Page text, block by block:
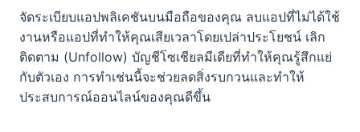
จัดระเบียบแอปพลิเคชันบนมือถือของคุณ ลบแอปที่ไม่ได้ใช้
งานหรือแอปที่ทำให้คุณเสียเวลาโดยเปล่าประโยชน์ เลิก
ติดตาม (Unfollow) บัญชีโซเชียลมีเดียที่ทำให้คุณรู้สึกแย่
กับตัวเอง การทำเช่นนี้จะช่วยลดสิ่งรบกวนและทำให้
ประสบการณ์ออนไลน์ของคุณดีขึ้น